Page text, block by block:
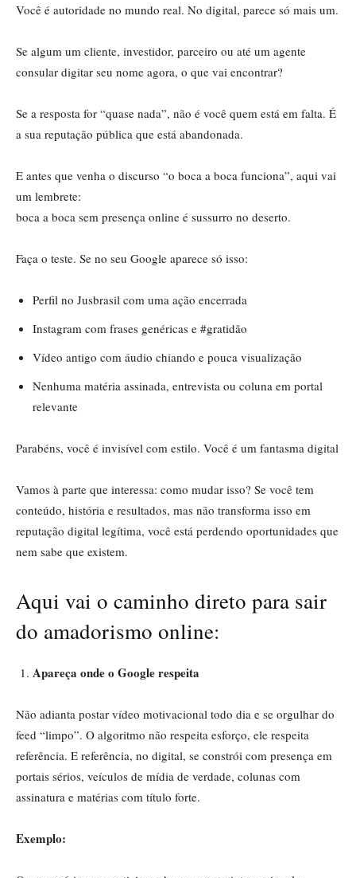
Você é autoridade no mundo real. No digital, parece só mais um.
Se algum um cliente, investidor, parceiro ou até um agente
consular digitar seu nome agora, o que vai encontrar?
Se a resposta for “quase nada”, não é você quem está em falta. É
a sua reputação pública que está abandonada.
E antes que venha o discurso “o boca a boca funciona”, aqui vai
um lembrete:
boca a boca sem presença online é sussurro no deserto.
Faça o teste. Se no seu Google aparece só isso:
Perfil no Jusbrasil com uma ação encerrada
Instagram com frases genéricas e #gratidão
Vídeo antigo com áudio chiando e pouca visualização
Nenhuma matéria assinada, entrevista ou coluna em portal
relevante
Parabéns, você é invisível com estilo. Você é um fantasma digital
Vamos à parte que interessa: como mudar isso? Se você tem
conteúdo, história e resultados, mas não transforma isso em
reputação digital legítima, você está perdendo oportunidades que
nem sabe que existem.
Aqui vai o caminho direto para sair
do amadorismo online:
Apareça onde o Google respeita
Não adianta postar vídeo motivacional todo dia e se orgulhar do
feed “limpo”. O algoritmo não respeita esforço, ele respeita
referência. E referência, no digital, se constrói com presença em
portais sérios, veículos de mídia de verdade, colunas com
assinatura e matérias com título forte.
Exemplo: